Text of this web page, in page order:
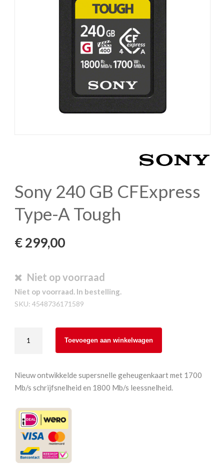
Sony 240 GB CFExpress
Type-A Tough
€299,00
Niet op voorraad
Niet op voorraad. In bestelling.
SKU: 4548736171589
240
CFExpress
Type-
Tough
aantal
Toevoegen aan winkelwagen
Nieuw ontwikkelde supersnelle geheugenkaart met 1700
Mb/s schrijfsnelheid en 1800 Mb/s leessnelheid.